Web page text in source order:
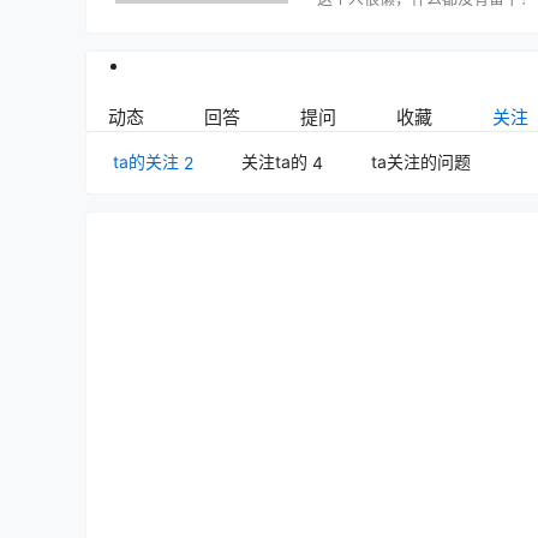
动态 回答 提问 收藏 关注
ta的关注 2 关注ta的 4 ta关注的问题